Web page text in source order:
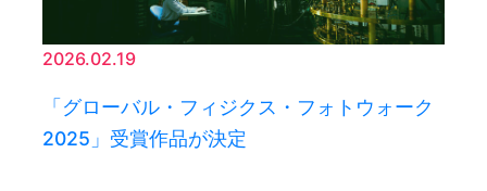
2026.02.19
「グローバル・フィジクス・フォトウォーク
2025」受賞作品が決定